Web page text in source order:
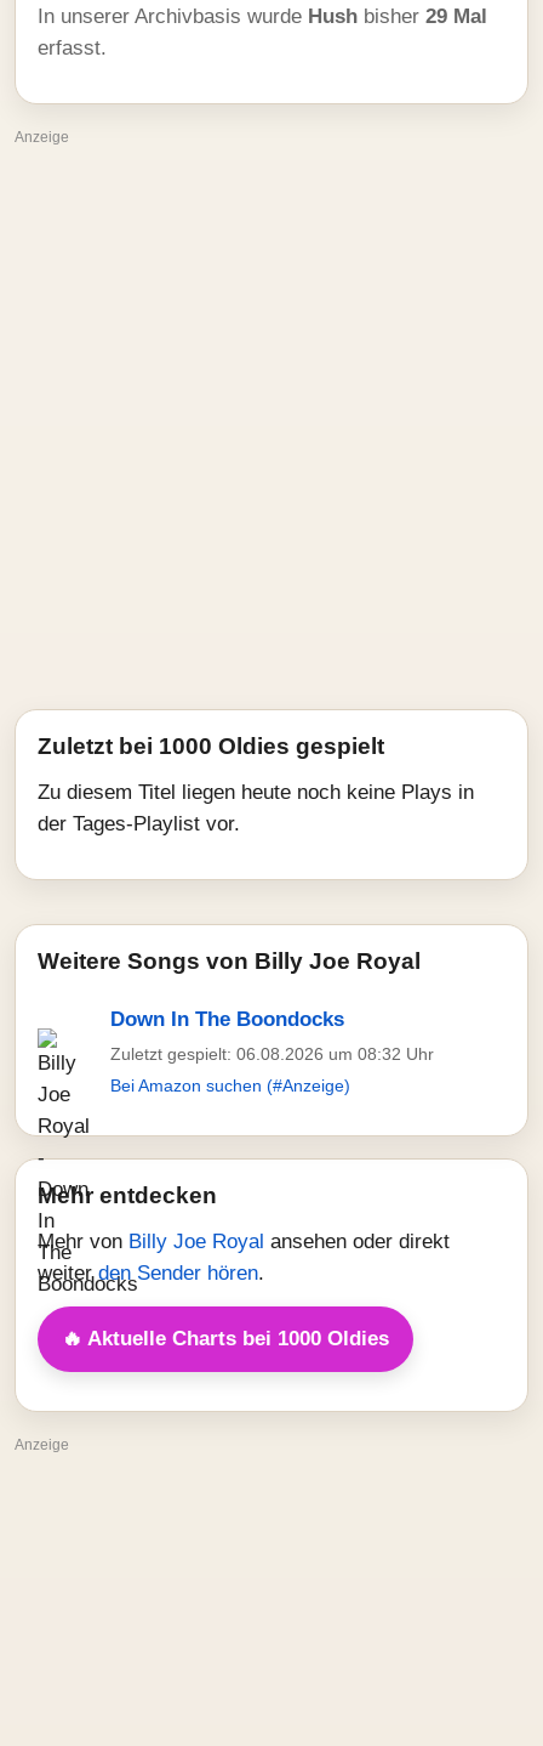
In unserer Archivbasis wurde Hush bisher 29 Mal
erfasst.
Anzeige
Zuletzt bei 1000 Oldies gespielt
Zu diesem Titel liegen heute noch keine Plays in
der Tages-Playlist vor.
Weitere Songs von Billy Joe Royal
Down In The Boondocks
Zuletzt gespielt: 06.08.2026 um 08:32 Uhr
Bei Amazon suchen (#Anzeige)
Mehr entdecken
Mehr von Billy Joe Royal ansehen oder direkt
weiterden Sender hören.
🔥 Aktuelle Charts bei 1000 Oldies
Anzeige